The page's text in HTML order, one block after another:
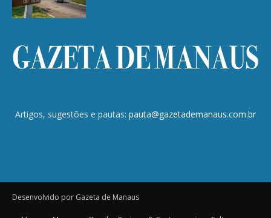
Artigos, sugestões e pautas: pauta@gazetademanaus.com.br
Desenvolvido por Gazeta de Manaus